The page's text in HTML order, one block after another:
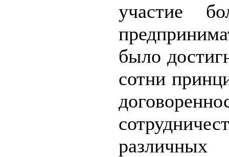
участие
было
сотни